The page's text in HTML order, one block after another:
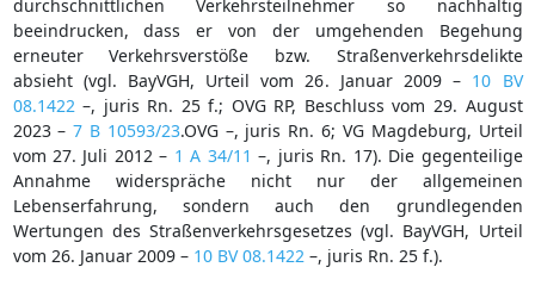
durchschnittlichen Verkehrsteilnehmer so nachhaltig
beeindrucken, dass er von der umgehenden Begehung
erneuter Verkehrsverstöße bzw. Straßenverkehrsdelikte
absieht (vgl. BayVGH, Urteil vom 26. Januar 2009 – 10 BV
08.1422 –, juris Rn. 25 f.; OVG RP, Beschluss vom 29. August
2023 –7 B 10593/23.OVG –, juris Rn. 6; VG Magdeburg, Urteil
vom 27. Juli 2012 – 1 A 34/11 –, juris Rn. 17). Die gegenteilige
Annahme widerspräche nicht nur der allgemeinen
Lebenserfahrung, sondern auch den grundlegenden
Wertungen des Straßenverkehrsgesetzes (vgl. BayVGH, Urteil
vom 26. Januar 2009 – 10 BV 08.1422 –, juris Rn. 25 f.).